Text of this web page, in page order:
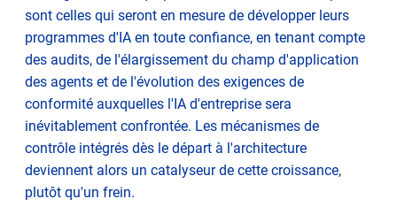
sont celles qui seront en mesure de développer leurs
programmes d'IA en toute confiance, en tenant compte
des audits, de l'élargissement du champ d'application
des agents et de l'évolution des exigences de
conformité auxquelles l'IA d'entreprise sera
inévitablement confrontée. Les mécanismes de
contrôle intégrés dès le départ à l'architecture
deviennent alors un catalyseur de cette croissance,
plutôt qu'un frein.